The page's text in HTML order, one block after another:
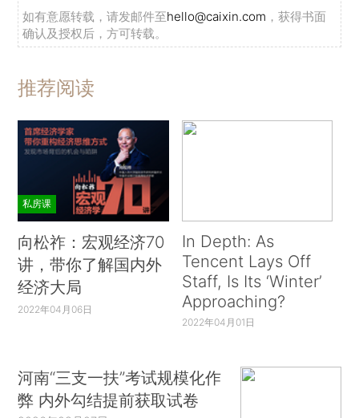
如有意愿转载，请发邮件至hello@caixin.com ，获得书面
确认及授权后，方可转载。
推荐阅读
私房课
向松祚：宏观经济70
讲，带你了解国内外
经济大局
2022年04月06日
In Depth: As
Tencent Lays Off
Staff, Is Its ‘Winter’
Approaching?
2022年04月01日
河南“三支一扶”考试规模化作
弊 内外勾结提前获取试卷